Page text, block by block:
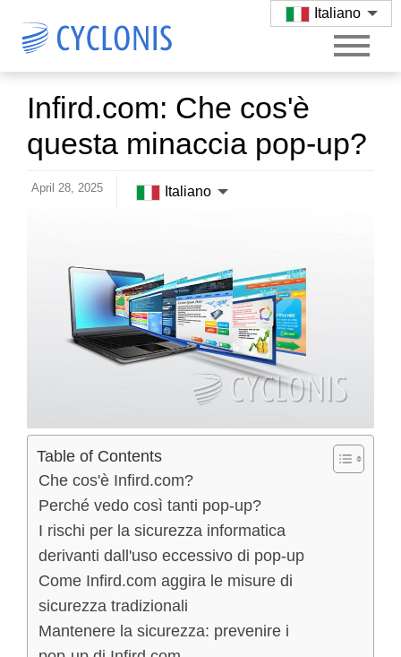
Infird.com: Che cos'è
questa minaccia pop-up?
Table of Contents
Che cos'è Infird.com?
Perché vedo così tanti pop-up?
I rischi per la sicurezza informatica
derivanti dall'uso eccessivo di pop-up
Come Infird.com aggira le misure di
sicurezza tradizionali
Mantenere la sicurezza: prevenire i
April 28, 2025 Italiano
Italiano